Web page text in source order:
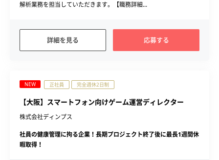
解析業務を担当していただきます。【職務詳細...
詳細を見る 応募する
NEW 正社員 完全週休2日制
【大阪】スマートフォン向けゲーム運営ディレクター
株式会社ディンプス
社員の健康管理に拘る企業！長期プロジェクト終了後に最長1週間休
暇取得！